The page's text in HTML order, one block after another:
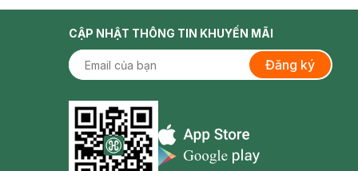
CẬP NHẬT THÔNG TIN KHUYẾN MÃI
Đăng ký
Appstore icon